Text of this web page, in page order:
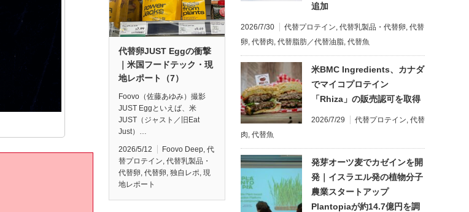
代替卵JUST Eggの衝撃
｜米国フードテック・現
地レポート（7）
Foovo（佐藤あゆみ）撮影
JUST Eggといえば、米
JUST（ジャスト／旧Eat
Just）…
2026/5/12 Foovo Deep, 代
替プロテイン, 代替乳製品・
代替卵, 代替卵, 独自レポ, 現
地レポート
追加
2026/7/30 代替プロテイン 代替乳製品・代替卵 代替
卵 代替肉 代替脂肪／代替油脂 代替魚
米BMC Ingredients、カナダ
でマイコプロテイン
「Rhiza」の販売認可を取得
2026/7/29 代替プロテイン 代替
肉 代替魚
発芽オーツ麦でカゼインを開
発｜イスラエル発の植物分子
農業スタートアップ
Plantopiaが約14.7億円を調